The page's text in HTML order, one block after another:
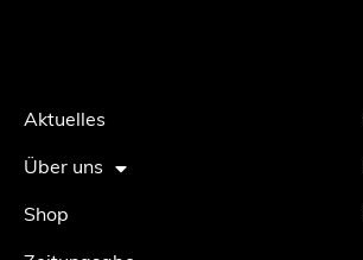
Aktuelles
Über uns
Shop